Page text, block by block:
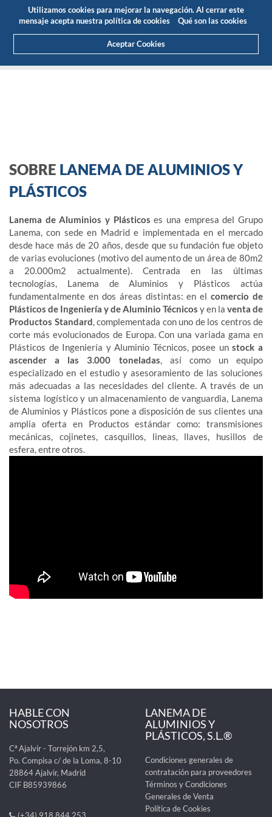
Utilizamos cookies para mejorar la navegación. Al cerrar este
mensaje acepta nuestra política de cookies
Qué son las cookies
Aceptar Cookies
Área Cliente
Presupuesto(0)
SOBRE LANEMA DE ALUMINIOS Y
PLÁSTICOS
Lanema de Aluminios y Plásticos es una empresa del Grupo
Lanema, con sede en Madrid e implementada en el mercado
desde hace más de 20 años, desde que su fundación fue objeto
de varias evoluciones (motivo del aumento de un área de 80m2
a 20.000m2 actualmente). Centrada en las últimas
tecnologías, Lanema de Aluminios y Plásticos actúa
fundamentalmente en dos áreas distintas: en elcomercio de
Plásticos de Ingeniería y de Aluminio Técnicos y en la venta de
Productos Standard, complementada con uno de los centros de
corte más evolucionados de Europa. Con una variada gama en
Plásticos de Ingeniería y Aluminio Técnicos, posee unstock a
ascender a las 3.000 toneladas, así como un equipo
especializado en el estudio y asesoramiento de las soluciones
más adecuadas a las necesidades del cliente. A través de un
sistema logístico y un almacenamiento de vanguardia, Lanema
de Aluminios y Plásticos pone a disposición de sus clientes una
amplia oferta en Productos estándar como: transmisiones
mecánicas, cojinetes, casquillos, lineas, llaves, husillos de
esfera, entre otros.
HABLE CON
NOSOTROS
Cª Ajalvir - Torrejón km 2,5,
Po. Compisa c/ de la Loma, 8-10
28864 Ajalvir, Madrid
CIF B85939866
LANEMA DE
ALUMINIOS Y
PLÁSTICOS, S.L.®
Condiciones generales de
contratación para proveedores
Términos y Condiciones
Generales de Venta
Política de Cookies